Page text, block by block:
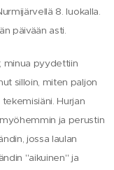
8. luokalla.
päivään asti.
minua pyydettiin
silloin, miten paljon
Hurjan
ja perustin
jossa laulan
"aikuinen" ja